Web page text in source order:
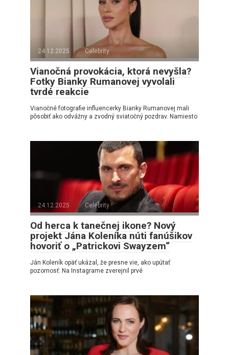
24.12.2025 Celebrity
Vianočná provokácia, ktorá nevyšla?
Fotky Bianky Rumanovej vyvolali
tvrdé reakcie
Vianočné fotografie influencerky Bianky Rumanovej mali
pôsobiť ako odvážny a zvodný sviatočný pozdrav. Namiesto
24.12.2025 Celebrity
Od herca k tanečnej ikone? Nový
projekt Jána Koleníka núti fanúšikov
hovoriť o „Patrickovi Swayzem“
Ján Koleník opäť ukázal, že presne vie, ako upútať
pozornosť. Na Instagrame zverejnil prvé